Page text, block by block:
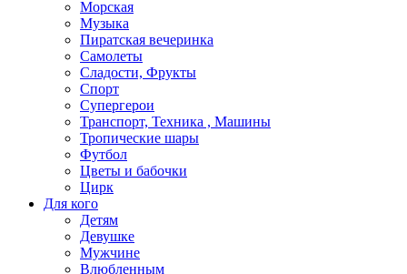
Морская
Музыка
Пиратская вечеринка
Самолеты
Сладости, Фрукты
Спорт
Супергерои
Транспорт, Техника , Машины
Тропические шары
Футбол
Цветы и бабочки
Цирк
Для кого
Детям
Девушке
Мужчине
Влюбленным